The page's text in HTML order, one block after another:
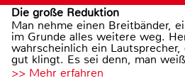
Die große Reduktion
Man nehme einen Breitbänder,
im Grunde alles weitere weg.
wahrscheinlich ein
gut klingt. Es sei denn, man
>> Mehr erfahren